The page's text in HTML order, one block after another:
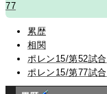
77
累歴
相関
ポレン15/第52試合
ポレン15/第77試合